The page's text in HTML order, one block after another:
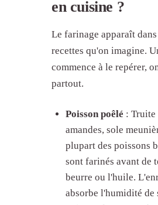
en cuisine ?
Le farinage apparaît
recettes qu'on imagine.
commence à le repérer,
partout.
Poisson poêlé : Truite
amandes, sole
plupart des poissons
sont farinés avant de
beurre ou l'huile.
absorbe l'humidité de